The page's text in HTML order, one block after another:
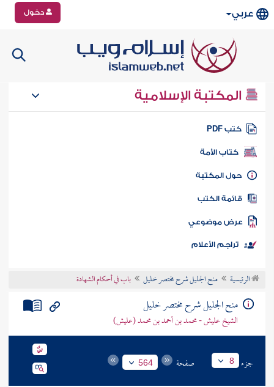
عربي دخول
المكتبة الإسلامية
كتب PDF
كتاب الأمة
المكتبة
الكتب
موضوعي
تراجم الأعلام
الرئيسية منح الجليل شرح مختصر خليل باب في أحكام الشهادة
منح الجليل شرح مختصر خليل
الشيخ عليش - محمد بن أحمد بن محمد (عليش)
جزء 8 صفحة 564